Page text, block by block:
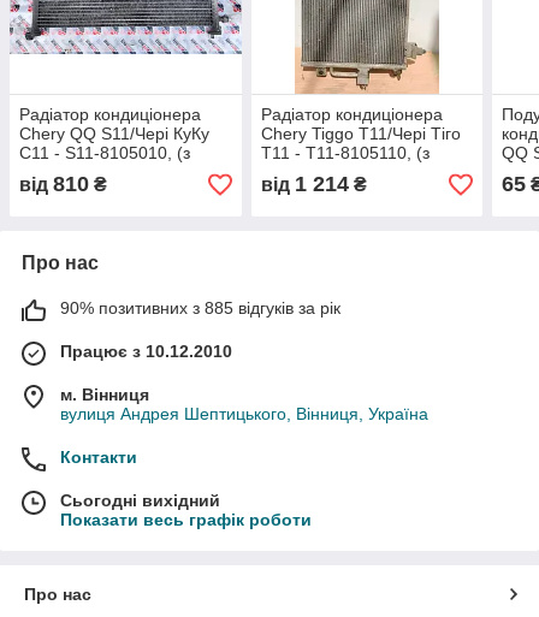
Радіатор кондиціонера
Chery QQ S11/Чері КуКу
С11 - S11-8105010, (з
розбірки)
від 810 ₴
Радіатор кондиціонера
Chery Tiggo T11/Чері Тіго
T11 - T11-8105110, (з
розбірки)
від 1 214₴
QQ
65
Про нас
90% позитивних з 885 відгуків за рік
Працює з 10.12.2010
м. Вінниця
вулиця Андрея Шептицького, Вінниця, Україна
Контакти
Сьогодні вихідний
Показати весь графік роботи
Про нас